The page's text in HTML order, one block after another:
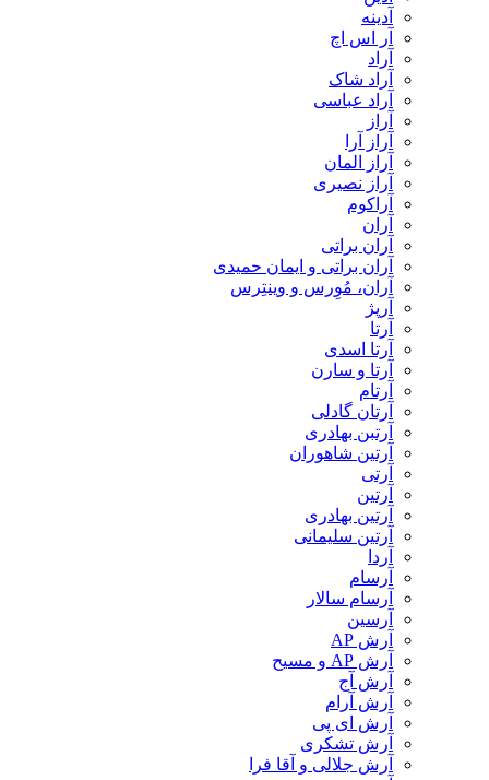
آدینه
آر اس اچ
آراد
آراد شاک
آراد عباسی
آراز
آراز آرا
آراز المان
آراز نصیری
آراکوم
آران
آران براتی
آران براتی و ایمان حمیدی
آران، مُوِرس و وینتِرس
آرپژ
آرتا
آرتا اسدی
آرتا و سارن
آرتام
آرتان گادلی
آرتبن بهادری
آرتين شاهوران
آرتی
آرتین
آرتین بهادری
آرتین سلیمانی
آردا
آرسام
آرسام سالار
آرسین
آرش AP
آرش AP و مسیح
آرش آج
آرش آرام
آرش ای پی
آرش تشکری
آرش جلالی و آقا فرا